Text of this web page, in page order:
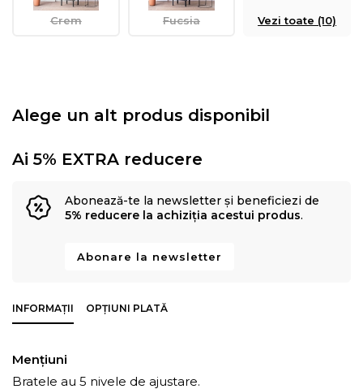
Crem Fucsia Vezi toate (10)
Alege un alt produs disponibil
Ai 5% EXTRA reducere
Abonează-te la newsletter și beneficiezi de
5% reducere la achiziția acestui produs.
Abonare la newsletter
INFORMAȚII OPȚIUNI PLATĂ
Mențiuni
Bratele au 5 nivele de ajustare.